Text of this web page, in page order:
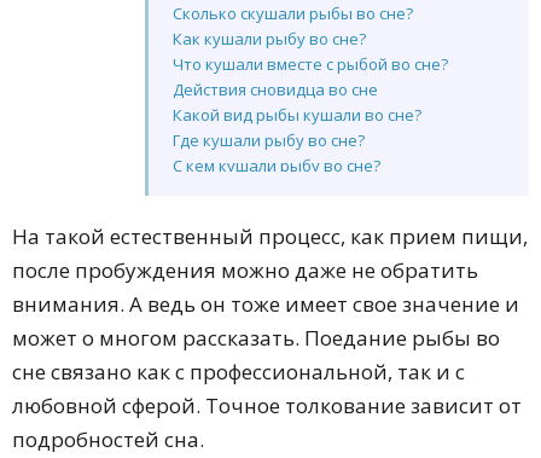
Сколько скушали рыбы во сне?
Как кушали рыбу во сне?
Что кушали вместе с рыбой во сне?
Действия сновидца во сне
Какой вид рыбы кушали во сне?
Где кушали рыбу во сне?
С кем кушали рыбу во сне?
Толкование по сонникам
Сонник Миллера
Сонник З. Фрейда
Сонник Цветкова
Сонник Лоффа
Сонник Хассе
Сонник Менегетти
На такой естественный процесс, как прием пищи,
после пробуждения можно даже не обратить
внимания. А ведь он тоже имеет свое значение и
может о многом рассказать. Поедание рыбы во
сне связано как с профессиональной, так и с
любовной сферой. Точное толкование зависит от
подробностей сна.